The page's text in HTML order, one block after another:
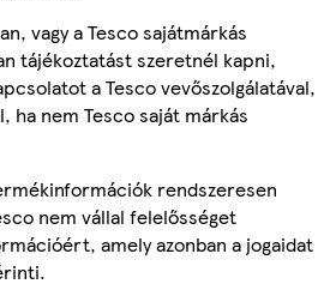
vagy a Tesco sajátmárkás
tájékoztatást szeretnél kapni,
a Tesco vevőszolgálatával,
ha nem Tesco saját márkás
rendszeresen
nem vállal felelősséget
amely azonban a jogaidat